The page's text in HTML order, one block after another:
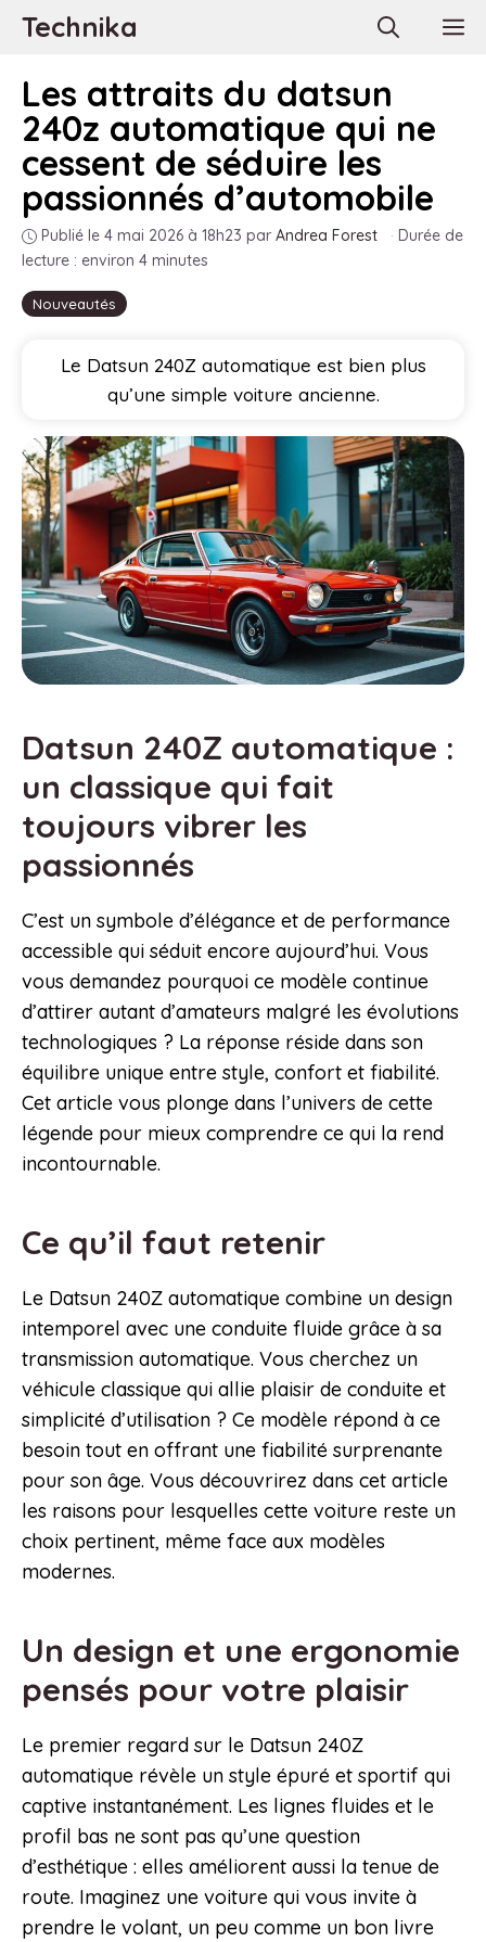
AllerTechnika
Nouveautés
Les attraits du datsun
240z automatique qui ne
cessent de séduire les
passionnés d’automobile
Publié le 4 mai 2026 à 18h23 par Andrea Forest · Durée de
lecture : environ 4 minutes
Le Datsun 240Z automatique est bien plus
qu’une simple voiture ancienne.
Datsun 240Z automatique :
un classique qui fait
toujours vibrer les
passionnés
C’est un symbole d’élégance et de performance
accessible qui séduit encore aujourd’hui. Vous
vous demandez pourquoi ce modèle continue
d’attirer autant d’amateurs malgré les évolutions
technologiques ? La réponse réside dans son
équilibre unique entre style, confort et fiabilité.
Cet article vous plonge dans l’univers de cette
légende pour mieux comprendre ce qui la rend
incontournable.
Ce qu’il faut retenir
Le Datsun 240Z automatique combine un design
intemporel avec une conduite fluide grâce à sa
transmission automatique. Vous cherchez un
véhicule classique qui allie plaisir de conduite et
simplicité d’utilisation ? Ce modèle répond à ce
besoin tout en offrant une fiabilité surprenante
pour son âge. Vous découvrirez dans cet article
les raisons pour lesquelles cette voiture reste un
choix pertinent, même face aux modèles
modernes.
Un design et une ergonomie
pensés pour votre plaisir
Le premier regard sur le Datsun 240Z
automatique révèle un style épuré et sportif qui
captive instantanément. Les lignes fluides et le
profil bas ne sont pas qu’une question
d’esthétique : elles améliorent aussi la tenue de
route. Imaginez une voiture qui vous invite à
prendre le volant, un peu comme un bon livre